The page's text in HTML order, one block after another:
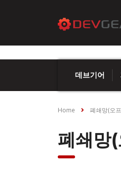
데브기어
Home 폐쇄망(오
폐쇄망